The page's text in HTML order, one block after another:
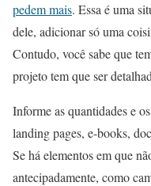
pedem mais. Essa é uma
dele, adicionar só uma
Contudo, você sabe que
projeto tem que ser
Informe as quantidades e
landing pages, e-books,
Se há elementos em que
antecipadamente, como